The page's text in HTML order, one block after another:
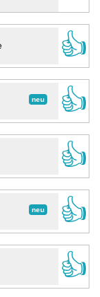
👍
neu
👍
👍
neu
👍
👍